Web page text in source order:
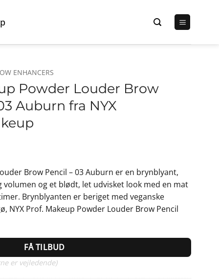
ENHANCERS
Powder Louder Brow
Auburn fra NYX
kr..
Brow Pencil – 03 Auburn er en brynblyant,
og et blødt, let udvisket look med en mat
Brynblyanten er beriget med veganske
NYX Prof. Makeup Powder Louder Brow Pencil
FÅ TILBUD
er vejledende)